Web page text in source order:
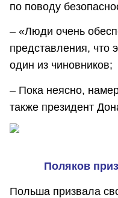
по поводу
– «Люди очень
представления, что
один из чиновников;
– Пока неясно,
также президент
Поляков
Польша призвала